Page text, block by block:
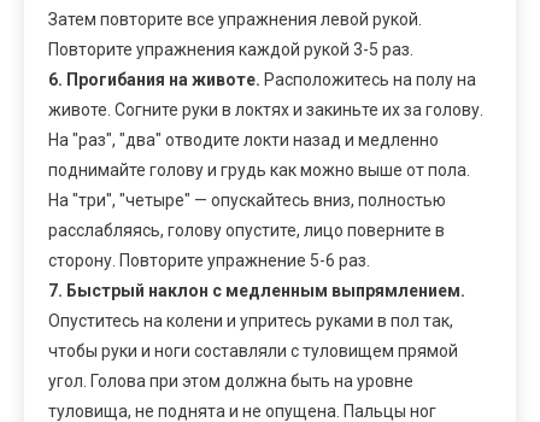
Затем повторите все упражнения левой рукой.
Повторите упражнения каждой рукой 3-5 раз.
6. Прогибания на животе. Расположитесь на полу на
животе. Согните руки в локтях и закиньте их за голову.
На "раз", "два" отводите локти назад и медленно
поднимайте голову и грудь как можно выше от пола.
На "три", "четыре" — опускайтесь вниз, полностью
расслабляясь, голову опустите, лицо поверните в
сторону. Повторите упражнение 5-6 раз.
7. Быстрый наклон с медленным выпрямлением.
Опуститесь на колени и упритесь руками в пол так,
чтобы руки и ноги составляли с туловищем прямой
угол. Голова при этом должна быть на уровне
туловища, не поднята и не опущена. Пальцы ног